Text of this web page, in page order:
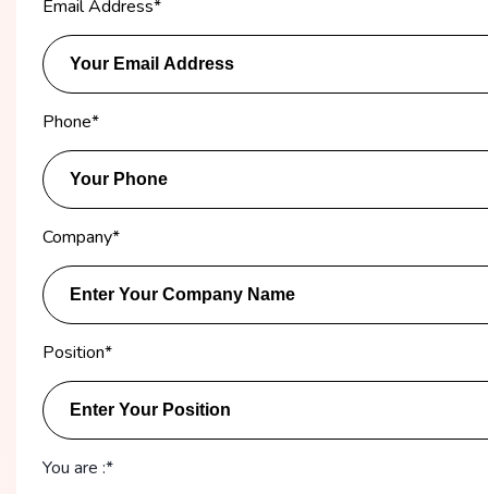
Email Address*
Phone*
Company*
Position*
You are :*